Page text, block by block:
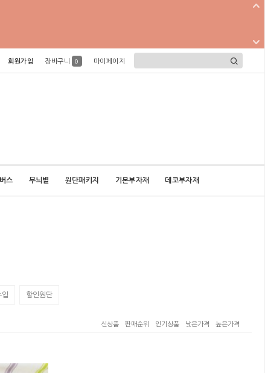
회원가입 장바구니 0 마이페이지
스 무늬별 원단패키지 기본부자재 데코부자재
할인원단
신상품 판매순위 인기상품 낮은가격 높은가격